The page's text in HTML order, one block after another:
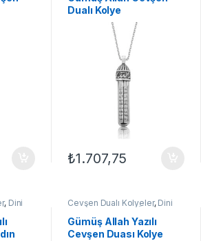
Dualı Kolye
₺1.707,75
, Dini
TAKI
Cevşen Dualı Kolyeler, Dini
Motifli Kolyeler
GÜMÜŞ TAKI
Kadın Kolyeleri, Kolye
Gümüş Allah Yazılı
Cevşen Duası Kolye